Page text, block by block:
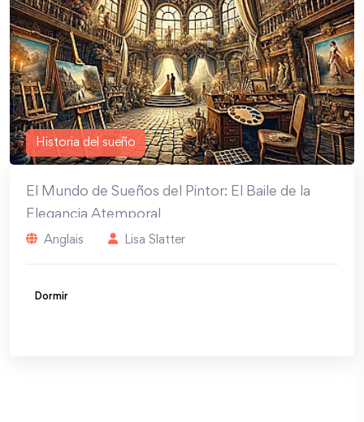
Historia del sueño
El Mundo de Sueños del Pintor: El Baile de la
Elegancia Atemporal
Anglais Lisa Slatter
Dormir